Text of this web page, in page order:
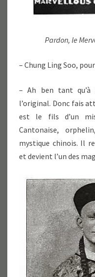
Pardon, le
– Chung Ling Soo,
– Ah ben tant
l’original. Donc fais
est le fils d’un
Cantonaise,
mystique chinois. Il
et devient l’un des